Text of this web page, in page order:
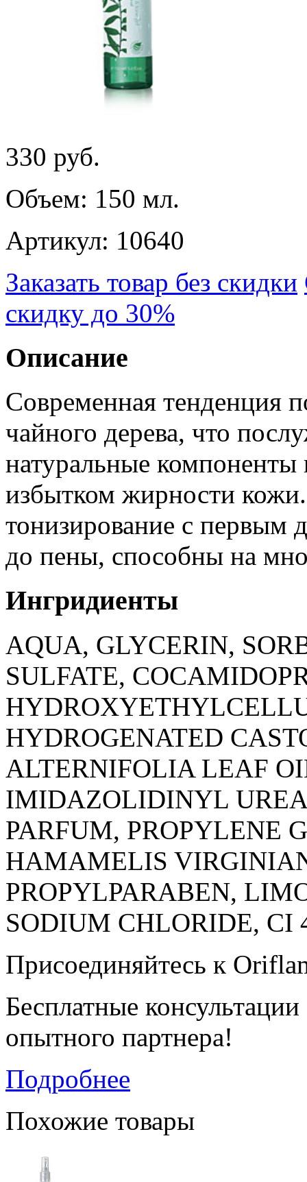
330 руб.
Объем: 150 мл.
Артикул: 10640
Заказать товар без скидки
скидку до 30%
Описание
Современная тенденция
чайного дерева, что
натуральные компоненты
избытком жирности
тонизирование с первым
до пены, способны на
Ингридиенты
AQUA, GLYCERIN,
SULFATE,
HYDROGENATED
ALTERNIFOLIA LEAF
IMIDAZOLIDINYL
PARFUM, PROPYLENE
HAMAMELIS
PROPYLPARABEN,
SODIUM CHLORIDE, CI
Присоединяйтесь к
Бесплатные консультации
опытного партнера!
Подробнее
Похожие товары